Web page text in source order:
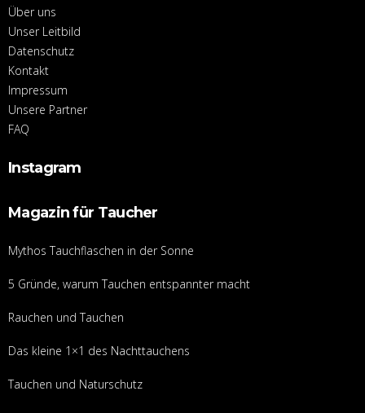
Über uns
Unser Leitbild
Datenschutz
Kontakt
Impressum
Unsere Partner
FAQ
Instagram
Magazin für Taucher
Mythos Tauchflaschen in der Sonne
5 Gründe, warum Tauchen entspannter macht
Rauchen und Tauchen
Das kleine 1×1 des Nachttauchens
Tauchen und Naturschutz